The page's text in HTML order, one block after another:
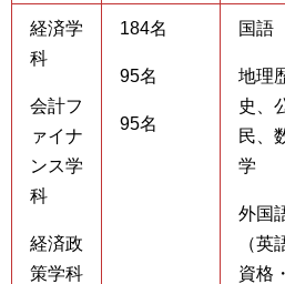
経済学
科
会計フ
ァイナ
ンス学
科
経済政
策学科
184名
95名
95名
国語
地理
史、
民、
学
外国
（英
資格・